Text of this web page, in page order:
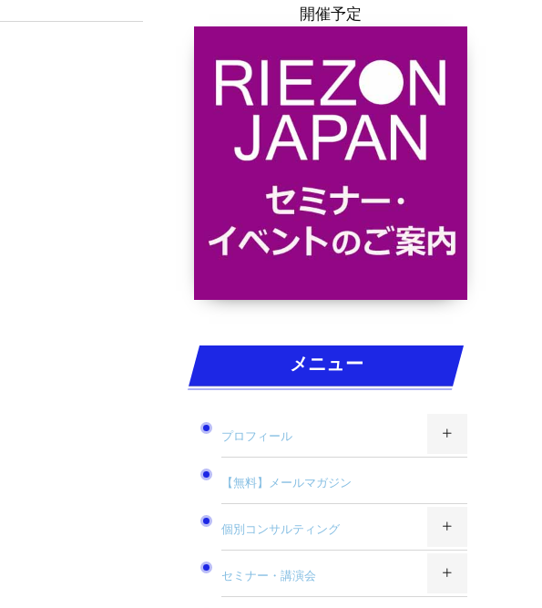
開催予定
メニュー
プロフィール
【無料】メールマガジン
個別コンサルティング
セミナー・講演会